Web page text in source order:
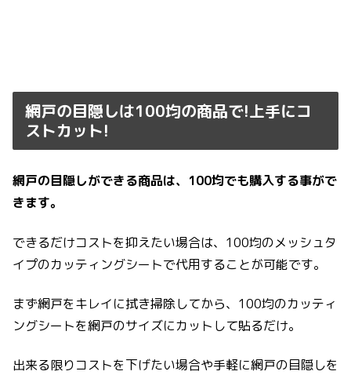
網戸の目隠しは100均の商品で!上手にコ
ストカット!
網戸の目隠しができる商品は、100均でも購入する事がで
きます。
できるだけコストを抑えたい場合は、100均のメッシュタ
イプのカッティングシートで代用することが可能です。
まず網戸をキレイに拭き掃除してから、100均のカッティ
ングシートを網戸のサイズにカットして貼るだけ。
出来る限りコストを下げたい場合や手軽に網戸の目隠しを